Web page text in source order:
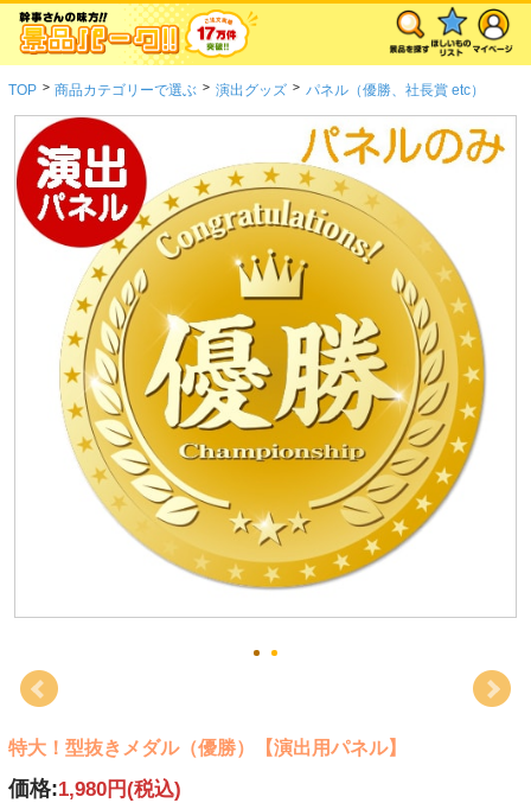
TOP > 商品カテゴリーで選ぶ > 演出グッズ > パネル（優勝、社長賞 etc）
特大！型抜きメダル（優勝）【演出用パネル】
価格:1,980円(税込)